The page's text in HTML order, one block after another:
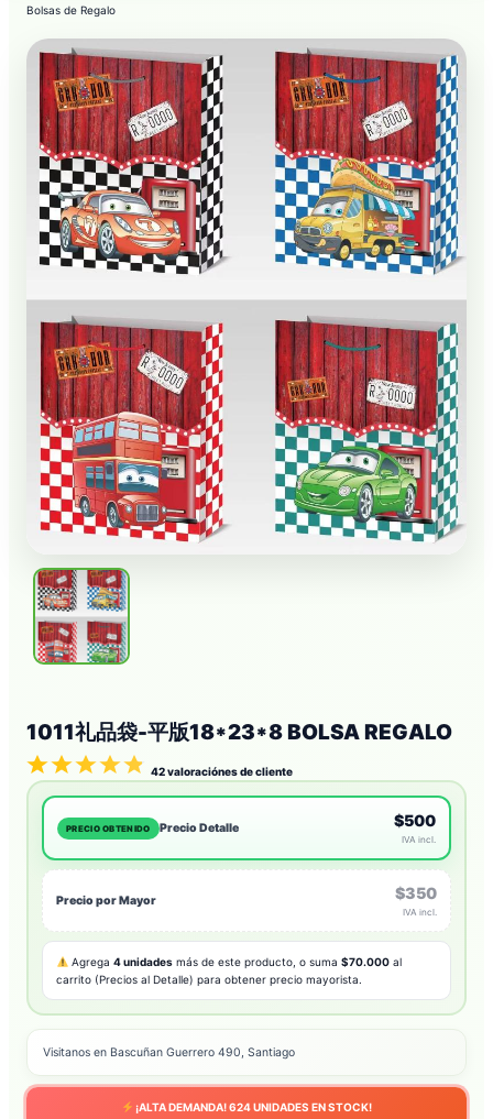
Bolsas de Regalo
1011礼品袋-平版18*23*8 BOLSA REGALO
42valoraciónes de cliente
PRECIO OBTENIDO Precio Detalle $500
IVA incl.
Precio por Mayor $350
IVA incl.
Agrega4 unidades más de este producto, o suma$70.000 al
carrito (Precios al Detalle) para obtener precio mayorista.
Visitanos en Bascuñan Guerrero 490, Santiago
¡ALTA DEMANDA!624UNIDADES EN STOCK!